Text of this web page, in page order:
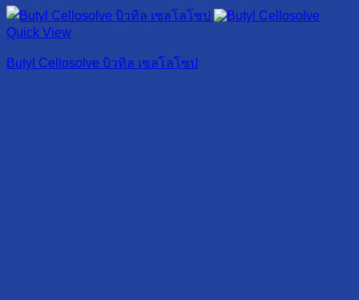
Quick View
Butyl Cellosolve บิวทิล เซลโลโซป